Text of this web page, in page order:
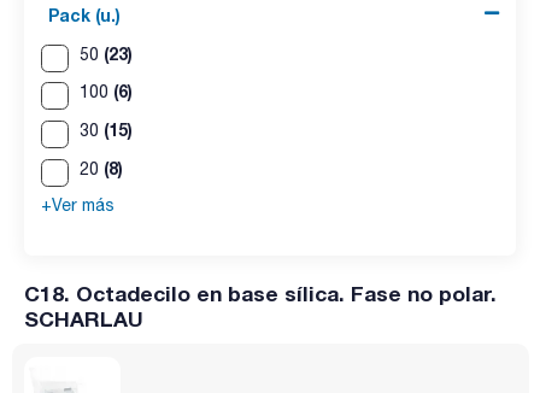
Pack (u.)
50 (23)
100 (6)
30 (15)
20 (8)
+Ver más
C18. Octadecilo en base sílica. Fase no polar.
SCHARLAU